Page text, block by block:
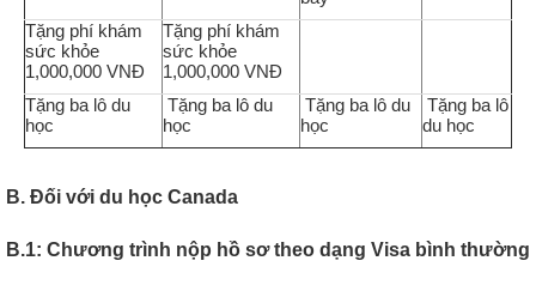
Tặng phí khám
sức khỏe
1,000,000 VNĐ
Tặng phí khám
sức khỏe
1,000,000 VNĐ
Tặng ba lô du
học
Tặng ba lô du
học
Tặng ba lô du
học
Tặng ba lô
du học
B. Đối với du học Canada
B.1: Chương trình nộp hồ sơ theo dạng Visa bình thường